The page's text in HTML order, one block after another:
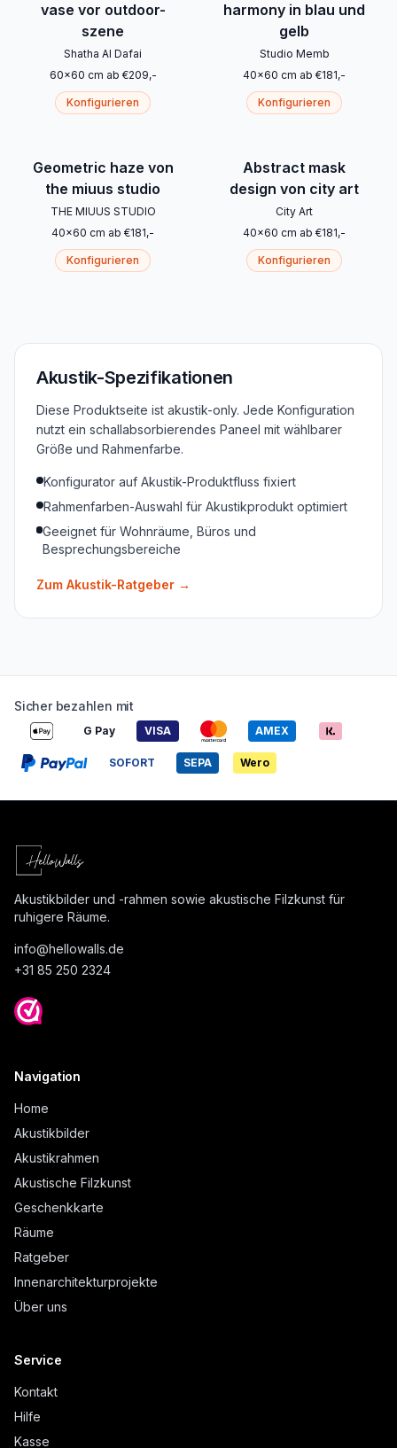
vase vor outdoor-
szene
Shatha Al Dafai
60x60 cm ab €209,-
Konfigurieren
harmony in blau und
gelb
Studio Memb
40x60 cm ab €181,-
Konfigurieren
Geometric haze von
the miuus studio
THE MIUUS STUDIO
40x60 cm ab €181,-
Konfigurieren
Abstract mask
design von city art
City Art
40x60 cm ab €181,-
Konfigurieren
Akustik-Spezifikationen
Diese Produktseite ist akustik-only. Jede Konfiguration
nutzt ein schallabsorbierendes Paneel mit wählbarer
Größe und Rahmenfarbe.
Konfigurator auf Akustik-Produktfluss fixiert
Rahmenfarben-Auswahl für Akustikprodukt optimiert
Geeignet für Wohnräume, Büros und
Besprechungsbereiche
Zum Akustik-Ratgeber →
Sicher bezahlen mit
G Pay VISA AMEX
SOFORT SEPA Wero
Akustikbilder und -rahmen sowie akustische Filzkunst für
ruhigere Räume.
info@hellowalls.de
+31 85 250 2324
Navigation
Home
Akustikbilder
Akustikrahmen
Akustische Filzkunst
Geschenkkarte
Räume
Ratgeber
Innenarchitekturprojekte
Über uns
Service
Kontakt
Hilfe
Kasse